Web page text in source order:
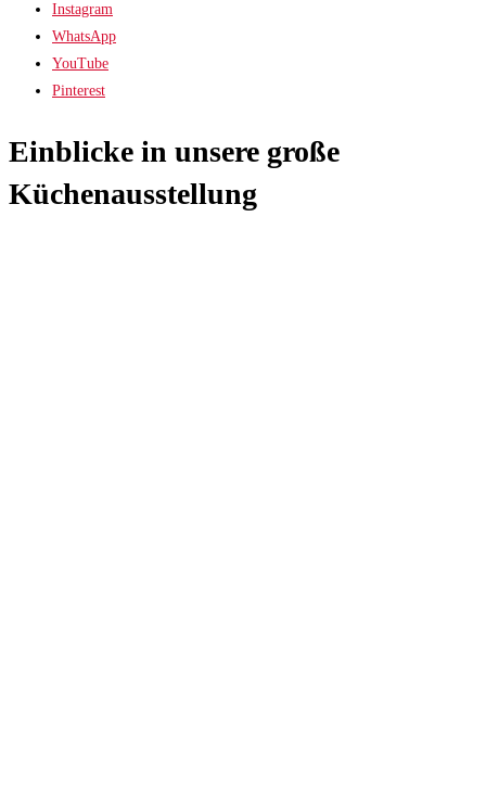
Instagram
WhatsApp
YouTube
Pinterest
Einblicke in unsere große
Küchenausstellung